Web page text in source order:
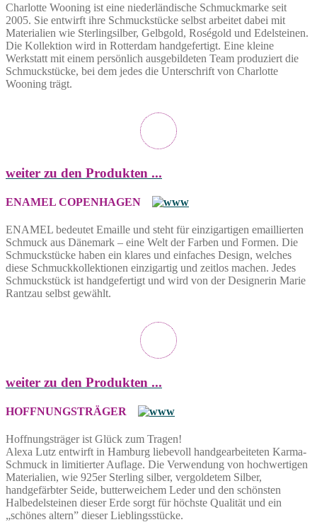
Charlotte Wooning ist eine niederländische Schmuckmarke seit
2005. Sie entwirft ihre Schmuckstücke selbst arbeitet dabei mit
Materialien wie Sterlingsilber, Gelbgold, Roségold und Edelsteinen.
Die Kollektion wird in Rotterdam handgefertigt. Eine kleine
Werkstatt mit einem persönlich ausgebildeten Team produziert die
Schmuckstücke, bei dem jedes die Unterschrift von Charlotte
Wooning trägt.
weiter zu den Produkten ...
ENAMEL COPENHAGEN
ENAMEL bedeutet Emaille und steht für einzigartigen emaillierten
Schmuck aus Dänemark – eine Welt der Farben und Formen. Die
Schmuckstücke haben ein klares und einfaches Design, welches
diese Schmuckkollektionen einzigartig und zeitlos machen. Jedes
Schmuckstück ist handgefertigt und wird von der Designerin Marie
Rantzau selbst gewählt.
weiter zu den Produkten ...
HOFFNUNGSTRÄGER
Hoffnungsträger ist Glück zum Tragen!
Alexa Lutz entwirft in Hamburg liebevoll handgearbeiteten Karma-
Schmuck in limitierter Auflage. Die Verwendung von hochwertigen
Materialien, wie 925er Sterling silber, vergoldetem Silber,
handgefärbter Seide, butterweichem Leder und den schönsten
Halbedelsteinen dieser Erde sorgt für höchste Qualität und ein
„schönes altern” dieser Lieblingsstücke.